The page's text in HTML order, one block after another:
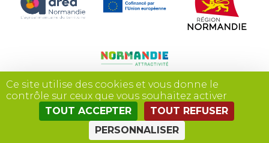
Site réalisé par
Ce site utilise des cookies et vous donne le
contrôle sur ceux que vous souhaitez activer
TOUT ACCEPTER
TOUT REFUSER
PERSONNALISER